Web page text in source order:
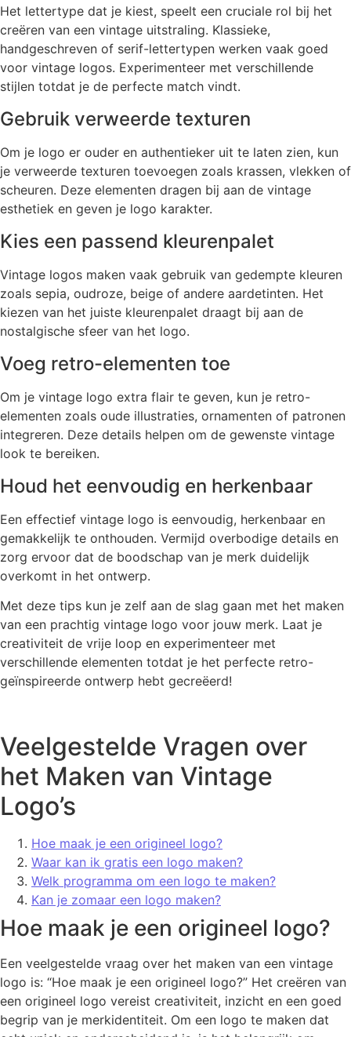
Het lettertype dat je kiest, speelt een cruciale rol bij het
creëren van een vintage uitstraling. Klassieke,
handgeschreven of serif-lettertypen werken vaak goed
voor vintage logos. Experimenteer met verschillende
stijlen totdat je de perfecte match vindt.
Gebruik verweerde texturen
Om je logo er ouder en authentieker uit te laten zien, kun
je verweerde texturen toevoegen zoals krassen, vlekken of
scheuren. Deze elementen dragen bij aan de vintage
esthetiek en geven je logo karakter.
Kies een passend kleurenpalet
Vintage logos maken vaak gebruik van gedempte kleuren
zoals sepia, oudroze, beige of andere aardetinten. Het
kiezen van het juiste kleurenpalet draagt bij aan de
nostalgische sfeer van het logo.
Voeg retro-elementen toe
Om je vintage logo extra flair te geven, kun je retro-
elementen zoals oude illustraties, ornamenten of patronen
integreren. Deze details helpen om de gewenste vintage
look te bereiken.
Houd het eenvoudig en herkenbaar
Een effectief vintage logo is eenvoudig, herkenbaar en
gemakkelijk te onthouden. Vermijd overbodige details en
zorg ervoor dat de boodschap van je merk duidelijk
overkomt in het ontwerp.
Met deze tips kun je zelf aan de slag gaan met het maken
van een prachtig vintage logo voor jouw merk. Laat je
creativiteit de vrije loop en experimenteer met
verschillende elementen totdat je het perfecte retro-
geïnspireerde ontwerp hebt gecreëerd!
Veelgestelde Vragen over
het Maken van Vintage
Logo’s
Hoe maak je een origineel logo?
Waar kan ik gratis een logo maken?
Welk programma om een logo te maken?
Kan je zomaar een logo maken?
Hoe maak je een origineel logo?
Een veelgestelde vraag over het maken van een vintage
logo is: “Hoe maak je een origineel logo?” Het creëren van
een origineel logo vereist creativiteit, inzicht en een goed
begrip van je merkidentiteit. Om een logo te maken dat